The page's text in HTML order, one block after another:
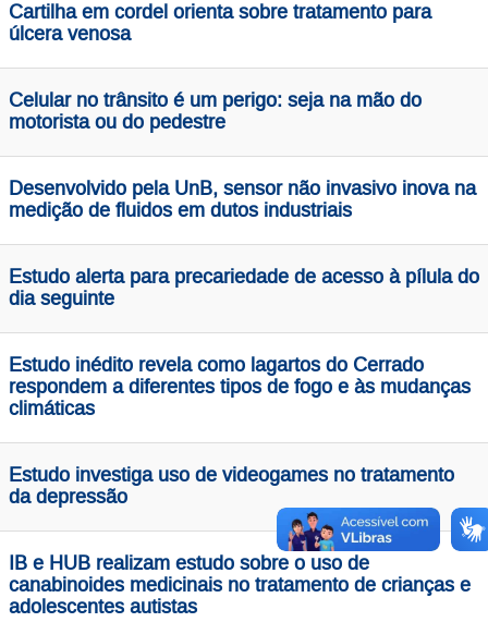
Cartilha em cordel orienta sobre tratamento para
úlcera venosa
Celular no trânsito é um perigo: seja na mão do
motorista ou do pedestre
Desenvolvido pela UnB, sensor não invasivo inova na
medição de fluidos em dutos industriais
Estudo alerta para precariedade de acesso à pílula do
dia seguinte
Estudo inédito revela como lagartos do Cerrado
respondem a diferentes tipos de fogo e às mudanças
climáticas
Estudo investiga uso de videogames no tratamento
da depressão
IB e HUB realizam estudo sobre o uso de
canabinoides medicinais no tratamento de crianças e
adolescentes autistas